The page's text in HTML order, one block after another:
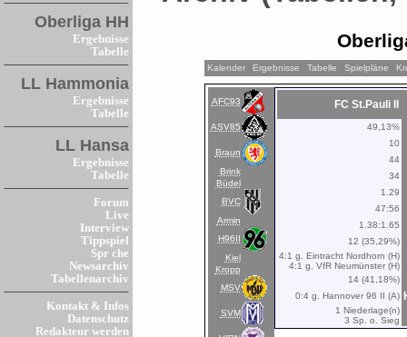
Oberliga HH
Ergebnisse
Tabelle
LL Hammonia
Ergebnisse
Tabelle
LL Hansa
Ergebnisse
Tabelle
Forum
Live
Interview
Tippspiel
Spr che
Newsarchiv
Tabellenarchiv
Kontakt & Infos
Datenschutz
Redakteur werden
Kalender Ergebnisse Tabelle Spielpläne
AFC93
ASV85
Braun
Brink
Büdel
BVC
Armin
H96II
Kiel
Kropp
MSV
SVM
FC St.Pauli II
49,13%
10
44
34
1.29
47:56
1.38:1.65
12 (35,29%)
4:1 g. Eintracht Nordhorn (H)
4:1 g. VfR Neumünster (H)
14 (41,18%)
0:4 g. Hannover 96 II (A)
1 Niederlage(n)
3 Sp. o. Sieg